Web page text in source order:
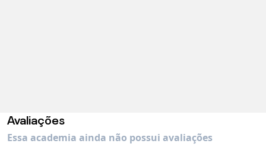
Avaliações
Essa academia ainda não possui avaliações